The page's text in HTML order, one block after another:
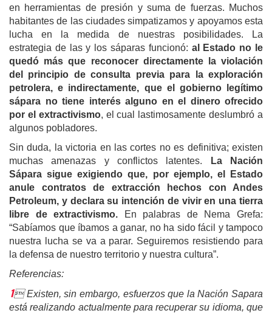
en herramientas de presión y suma de fuerzas. Muchos
habitantes de las ciudades simpatizamos y apoyamos esta
lucha en la medida de nuestras posibilidades. La
estrategia de las y los sáparas funcionó: al Estado no le
quedó más que reconocer directamente la violación
del principio de consulta previa para la exploración
petrolera, e indirectamente, que el gobierno legítimo
sápara no tiene interés alguno en el dinero ofrecido
por el extractivismo, el cual lastimosamente deslumbró a
algunos pobladores.
Sin duda, la victoria en las cortes no es definitiva; existen
muchas amenazas y conflictos latentes.
La Nación
Sápara sigue exigiendo que, por ejemplo, el Estado
anule contratos de extracción hechos con Andes
Petroleum, y declara su intención de vivir en una tierra
libre de extractivismo.
En palabras de Nema Grefa:
“Sabíamos que íbamos a ganar, no ha sido fácil y tampoco
nuestra lucha se va a parar. Seguiremos resistiendo para
la defensa de nuestro territorio y nuestra cultura”.
Referencias:
1 Existen, sin embargo, esfuerzos que la Nación Sapara
está realizando actualmente para recuperar su idioma, que